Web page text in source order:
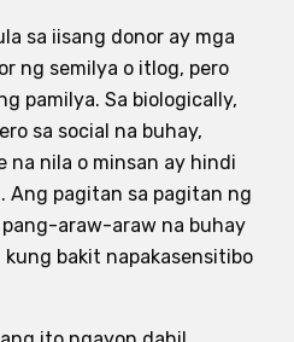
sa iisang donor ay mga
ng semilya o itlog, pero
pamilya. Sa biologically,
sa social na buhay,
na nila o minsan ay hindi
Ang pagitan sa pagitan ng
araw-araw na buhay
bakit napakasensitibo